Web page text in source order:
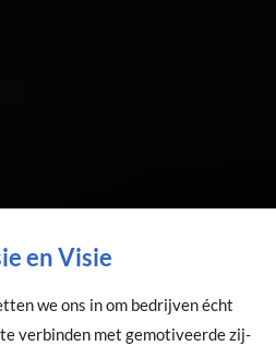
en Visie
we ons in om bedrijven écht
verbinden met gemotiveerde zij-